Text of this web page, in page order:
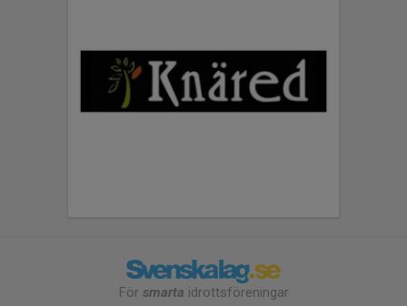
För smarta idrottsföreningar